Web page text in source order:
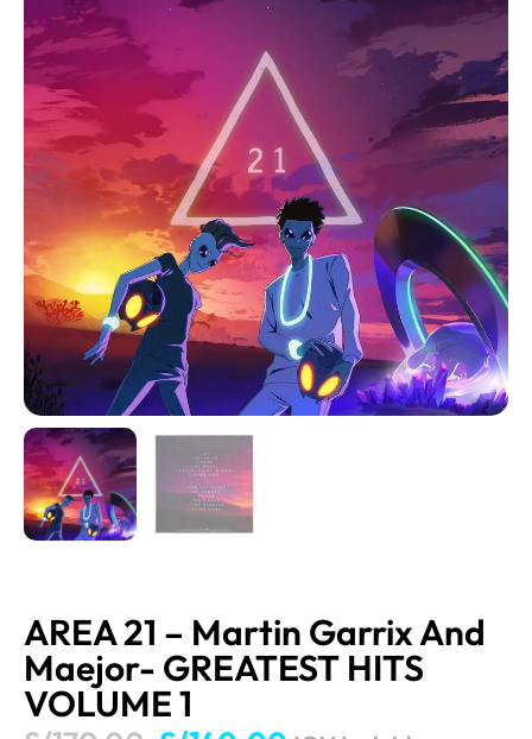
AREA 21 – Martin Garrix And
Maejor- GREATEST HITS
VOLUME 1